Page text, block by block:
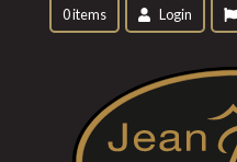
0 items Login